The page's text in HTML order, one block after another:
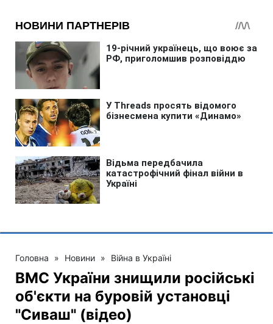
Головна » Новини » Війна в Україні
ВМС України знищили російські
об'єкти на буровій установці
"Сиваш" (відео)